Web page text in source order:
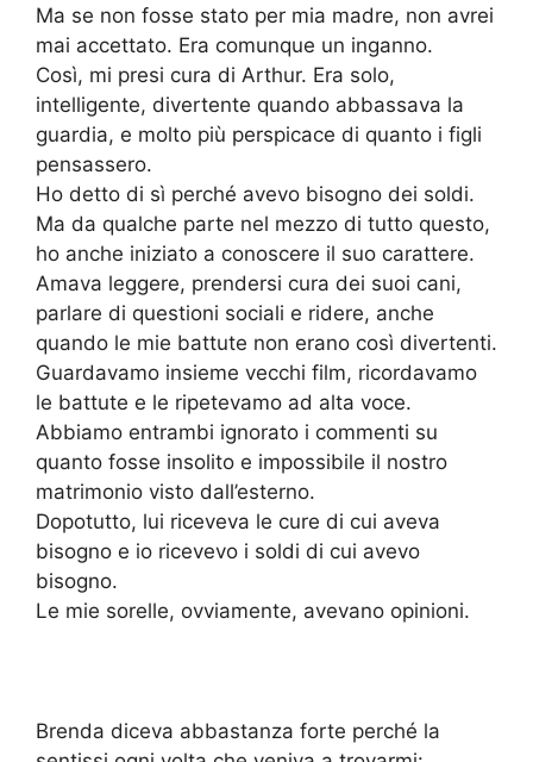
Ma se non fosse stato per mia madre, non avrei
mai accettato. Era comunque un inganno.
Così, mi presi cura di Arthur. Era solo,
intelligente, divertente quando abbassava la
guardia, e molto più perspicace di quanto i figli
pensassero.
Ho detto di sì perché avevo bisogno dei soldi.
Ma da qualche parte nel mezzo di tutto questo,
ho anche iniziato a conoscere il suo carattere.
Amava leggere, prendersi cura dei suoi cani,
parlare di questioni sociali e ridere, anche
quando le mie battute non erano così divertenti.
Guardavamo insieme vecchi film, ricordavamo
le battute e le ripetevamo ad alta voce.
Abbiamo entrambi ignorato i commenti su
quanto fosse insolito e impossibile il nostro
matrimonio visto dall’esterno.
Dopotutto, lui riceveva le cure di cui aveva
bisogno e io ricevevo i soldi di cui avevo
bisogno.
Le mie sorelle, ovviamente, avevano opinioni.
Brenda diceva abbastanza forte perché la